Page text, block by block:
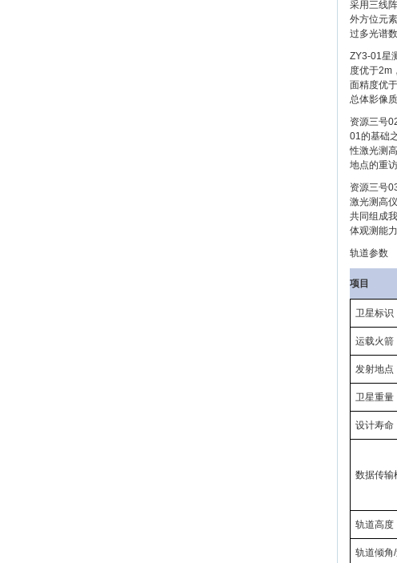
采用三线
外方位元
过多光谱
ZY3-01星
度优于2m
面精度优
总体影像
资源三号
01的基础
性激光测
地点的重
资源三号
激光测高
共同组成
体观测能
轨道参数
项目
卫星标识
运载火箭
发射地点
卫星重量
设计寿命
数据传输
轨道高度
轨道倾角